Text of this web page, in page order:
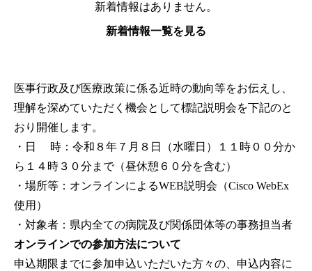
新着情報はありません。
新着情報一覧を見る
医事行政及び医療政策に係る近時の動向等をお伝えし、
理解を深めていただく機会として標記説明会を下記のと
おり開催します。
・日 時：令和８年７月８日（水曜日）１１時００分か
ら１４時３０分まで（昼休憩６０分を含む）
・場所等：オンラインによるWEB説明会（Cisco WebEx
使用）
・対象者：県内全ての病院及び関係団体等の事務担当者
オンラインでの参加方法について
申込期限までに参加申込いただいた方々の、申込内容に